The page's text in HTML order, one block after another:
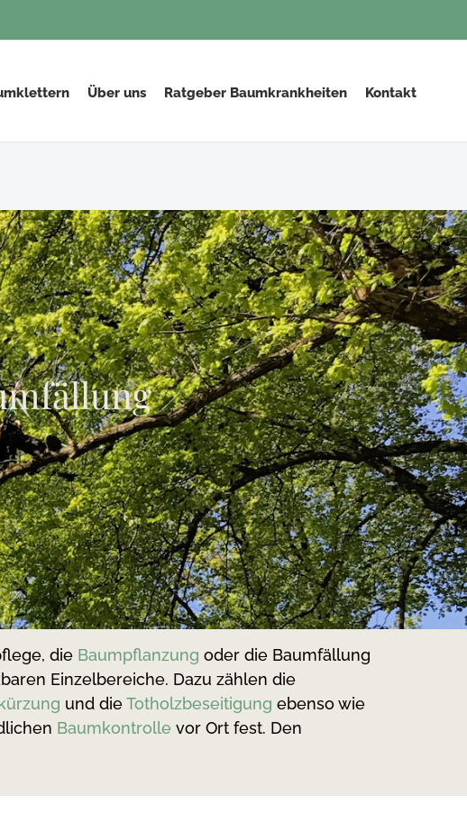
Über uns Ratgeber Baumkrankheiten Kontakt
die Baumpflanzung oder die Baumfällung
Einzelbereiche. Dazu zählen die
und dieTotholzbeseitigung ebenso wie
Baumkontrolle vor Ort fest. Den